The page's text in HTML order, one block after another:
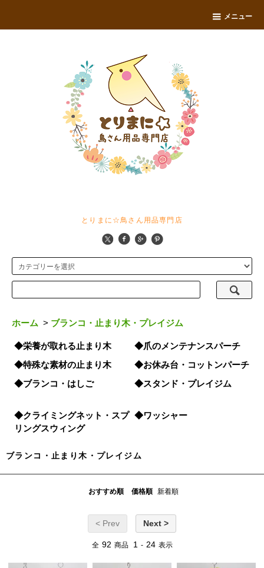
メニュー
とりまに☆鳥さん用品専門店
ホーム > ブランコ・止まり木・プレイジム
◆栄養が取れる止まり木
◆爪のメンテナンスパーチ
◆特殊な素材の止まり木
◆お休み台・コットンパーチ
◆ブランコ・はしご
◆スタンド・プレイジム
◆クライミングネット・スプ
リングスウィング
◆ワッシャー
ブランコ・止まり木・プレイジム
おすすめ順 価格順 新着順
< Prev Next >
全 92 商品 1 - 24 表示